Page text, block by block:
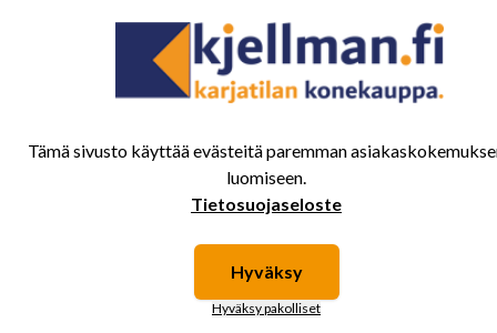
tuotteet.
Tämä sivusto käyttää evästeitä paremman
luomiseen.
Tietosuojaseloste
Hyväksy
Hyväksy pakolliset